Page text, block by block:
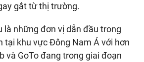
gắt từ thị trường.
là những đơn vị dẫn đầu trong
tại khu vực Đông Nam Á với hơn
và GoTo đang trong giai đoạn